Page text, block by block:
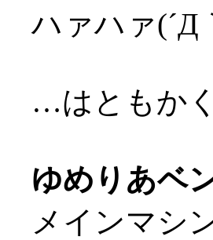
ハァハァ(´Д
…はともか
ゆめりあベ
メインマシ